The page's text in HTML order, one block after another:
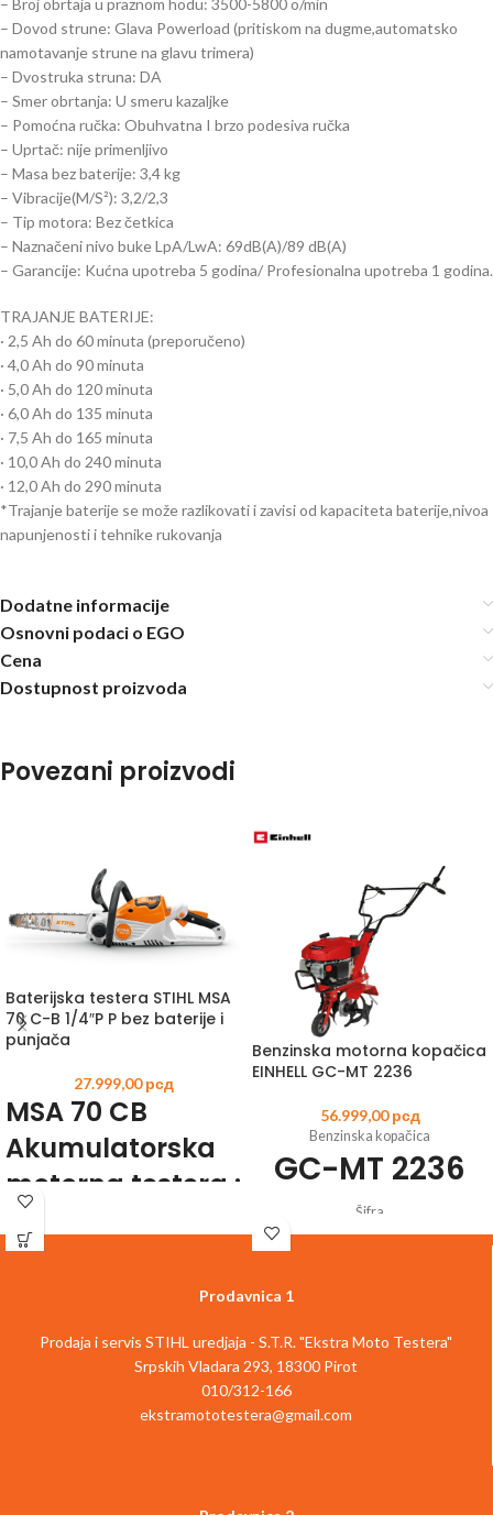
– Dovod strune: Glava Powerload (pritiskom na dugme,automatsko
namotavanje strune na glavu trimera)
– Dvostruka struna: DA
– Smer obrtanja: U smeru kazaljke
– Pomoćna ručka: Obuhvatna I brzo podesiva ručka
– Uprtač: nije primenljivo
– Masa bez baterije: 3,4 kg
– Vibracije(M/S²): 3,2/2,3
– Tip motora: Bez četkica
– Naznačeni nivo buke LpA/LwA: 69dB(A)/89 dB(A)
– Garancije: Kućna upotreba 5 godina/ Profesionalna upotreba 1 godina.
TRAJANJE BATERIJE:
· 2,5 Ah do 60 minuta (preporučeno)
· 4,0 Ah do 90 minuta
· 5,0 Ah do 120 minuta
· 6,0 Ah do 135 minuta
· 7,5 Ah do 165 minuta
· 10,0 Ah do 240 minuta
· 12,0 Ah do 290 minuta
*Trajanje baterije se može razlikovati i zavisi od kapaciteta baterije,nivoa
napunjenosti i tehnike rukovanja
Dodatne informacije
Osnovni podaci o EGO
Cena
Dostupnost proizvoda
Povezani proizvodi
Baterijska testera STIHL MSA
70 C-B 1/4″P P bez baterije i
punjača
27.999,00рсд
MSA 70 CB
Akumulatorska
motorna testera :
snažna,
svestrana i
izbalansirana
Visokokvalitetna bežična motorna
idealna je za
privatnu upotrebu pri orezivanju drveća
Benzinska motorna kopačica
EINHELL GC-MT 2236
56.999,00рсд
Benzinska kopačica
GC-MT 2236
Šifra
artikla:3431501EAN:4006825638066
Četvorotaktni Einhell OHV motor sa 1
Snažne lopatice kultivatora
Lopatice kultivatora zaustavlja
sigurnosni mehanizam
Stabilne ručke podesive po visini
Prodavnica 1
Prodaja i servis STIHL uredjaja - S.T.R. "Ekstra Moto Testera"
Srpskih Vladara 293, 18300 Pirot
010/312-166
ekstramototestera@gmail.com